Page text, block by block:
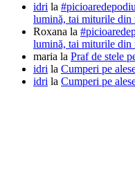
idri la
lumină, tai miturile din
Roxana la
lumină, tai miturile din
maria la Praf de stele
idri la Cumperi pe
idri la Cumperi pe